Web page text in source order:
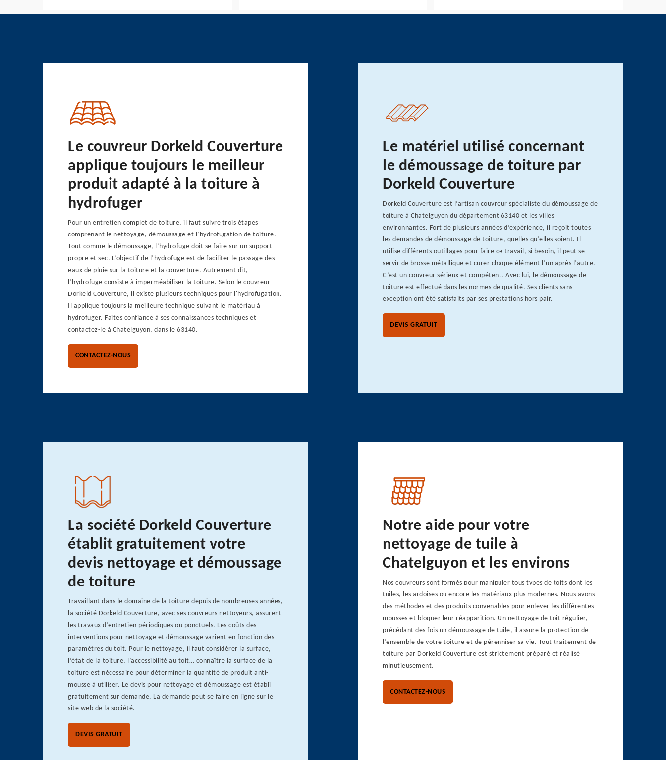
Le couvreur Dorkeld Couverture
applique toujours le meilleur
produit adapté à la toiture à
hydrofuger
Pour un entretien complet de toiture, il faut suivre trois étapes
comprenant le nettoyage, démoussage et l’hydrofugation de toiture.
Tout comme le démoussage, l’hydrofuge doit se faire sur un support
propre et sec. L’objectif de l’hydrofuge est de faciliter le passage des
eaux de pluie sur la toiture et la couverture. Autrement dit,
l’hydrofuge consiste à imperméabiliser la toiture. Selon le couvreur
Dorkeld Couverture, il existe plusieurs techniques pour l'hydrofugation.
Il applique toujours la meilleure technique suivant le matériau à
hydrofuger. Faites confiance à ses connaissances techniques et
contactez-le à Chatelguyon, dans le 63140.
CONTACTEZ-NOUS
Le matériel utilisé concernant
le démoussage de toiture par
Dorkeld Couverture
Dorkeld Couverture est l’artisan couvreur spécialiste du démoussage de
toiture à Chatelguyon du département 63140 et les villes
environnantes. Fort de plusieurs années d’expérience, il reçoit toutes
les demandes de démoussage de toiture, quelles qu’elles soient. Il
utilise différents outillages pour faire ce travail, si besoin, il peut se
servir de brosse métallique et curer chaque élément l’un après l’autre.
C’est un couvreur sérieux et compétent. Avec lui, le démoussage de
toiture est effectué dans les normes de qualité. Ses clients sans
exception ont été satisfaits par ses prestations hors pair.
DEVIS GRATUIT
La société Dorkeld Couverture
établit gratuitement votre
devis nettoyage et démoussage
de toiture
Travaillant dans le domaine de la toiture depuis de nombreuses années,
la société Dorkeld Couverture, avec ses couvreurs nettoyeurs, assurent
les travaux d’entretien périodiques ou ponctuels. Les coûts des
interventions pour nettoyage et démoussage varient en fonction des
paramètres du toit. Pour le nettoyage, il faut considérer la surface,
l’état de la toiture, l’accessibilité au toit… connaître la surface de la
toiture est nécessaire pour déterminer la quantité de produit anti-
mousse à utiliser. Le devis pour nettoyage et démoussage est établi
gratuitement sur demande. La demande peut se faire en ligne sur le
site web de la société.
DEVIS GRATUIT
Notre aide pour votre
nettoyage de tuile à
Chatelguyon et les environs
Nos couvreurs sont formés pour manipuler tous types de toits dont les
tuiles, les ardoises ou encore les matériaux plus modernes. Nous avons
des méthodes et des produits convenables pour enlever les différentes
mousses et bloquer leur réapparition. Un nettoyage de toit régulier,
précédant des fois un démoussage de tuile, il assure la protection de
l’ensemble de votre toiture et de pérenniser sa vie. Tout traitement de
toiture par Dorkeld Couverture est strictement préparé et réalisé
minutieusement.
CONTACTEZ-NOUS